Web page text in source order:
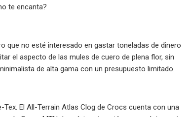
te encanta?
que no esté interesado en gastar toneladas de dinero
el aspecto de las mules de cuero de plena flor, sin
de alta gama con un presupuesto limitado.
El All-Terrain Atlas Clog de Crocs cuenta con una